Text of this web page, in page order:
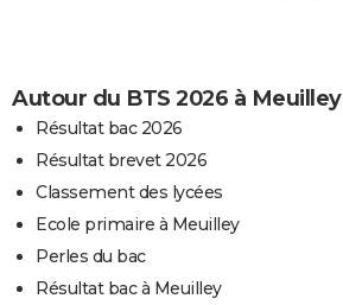
Autour du BTS 2026 à Meuilley
Résultat bac 2026
Résultat brevet 2026
Classement des lycées
Ecole primaire à Meuilley
Perles du bac
Résultat bac à Meuilley